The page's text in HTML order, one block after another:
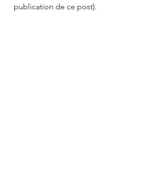
publication de ce post).